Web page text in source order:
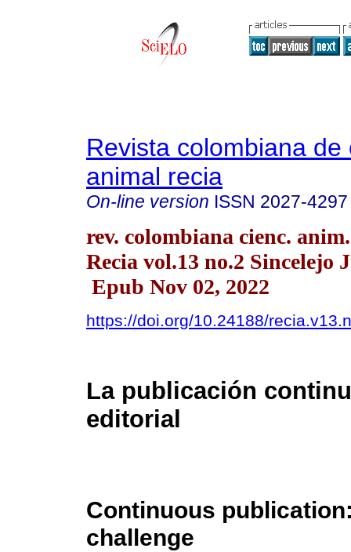
Revista colombiana de
animal recia
On-line version ISSN 2027-4297
rev. colombiana cienc. anim.
Recia vol.13 no.2 Sincelejo
Epub Nov 02, 2022
https://doi.org/10.24188/
La publicación
editorial
Continuous
challenge